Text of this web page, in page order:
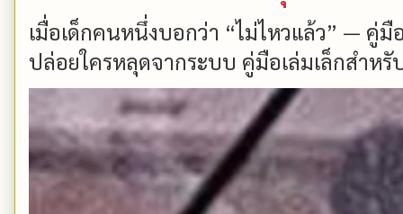
เมื่อเด็กคนหนึ่งบอกว่า “ไม่ไหวแล้ว” — คู่
ปล่อยใครหลุดจากระบบ คู่มือเล่มเล็กสำหรั